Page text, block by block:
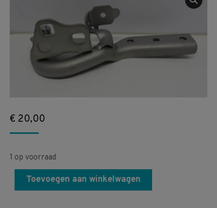
€ 20,00
1 op voorraad
Toevoegen aan winkelwagen